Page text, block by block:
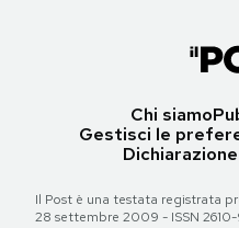
Chi siamo
Gestisci le
Il Post è una testata registrata
28 settembre 2009 - ISSN